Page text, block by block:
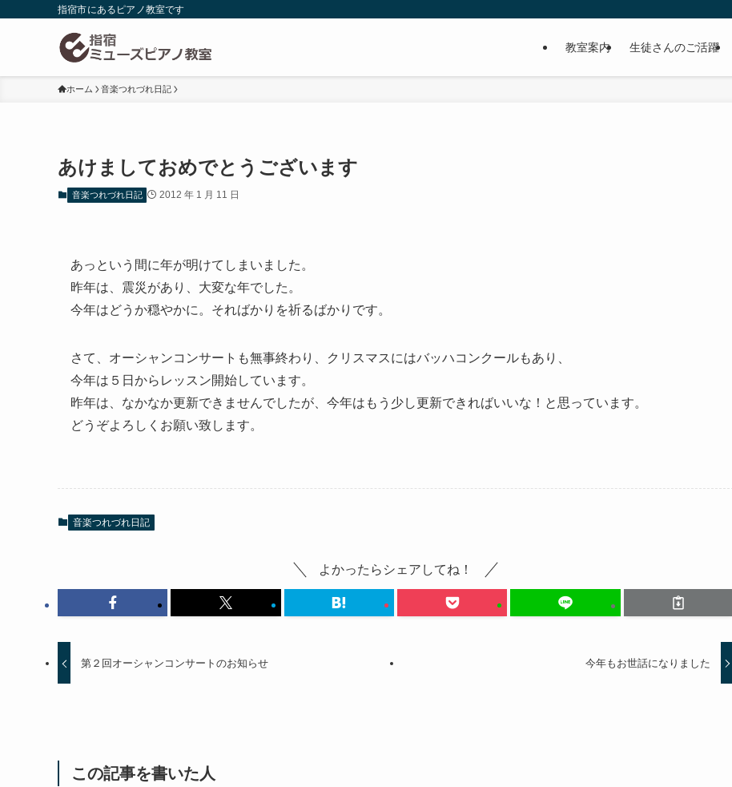
指宿市にあるピアノ教室です
教室案内 生徒さんのご活躍
ホーム 音楽つれづれ日記
あけましておめでとうございます
音楽つれづれ日記 2012 年 1 月 11 日
あっという間に年が明けてしまいました。
昨年は、震災があり、大変な年でした。
今年はどうか穏やかに。そればかりを祈るばかりです。
さて、オーシャンコンサートも無事終わり、クリスマスにはバッハコンクールもあり、
今年は５日からレッスン開始しています。
昨年は、なかなか更新できませんでしたが、今年はもう少し更新できればいいな！と思っています。
どうぞよろしくお願い致します。
音楽つれづれ日記
よかったらシェアしてね！
第２回オーシャンコンサートのお知らせ 今年もお世話になりました
この記事を書いた人